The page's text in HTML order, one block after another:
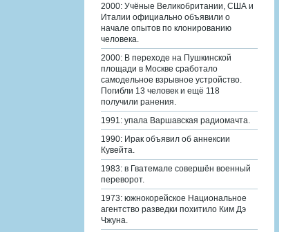
2000: Учёные Великобритании, США и
Италии официально объявили о
начале опытов по клонированию
человека.
2000: В переходе на Пушкинской
площади в Москве сработало
самодельное взрывное устройство.
Погибли 13 человек и ещё 118
получили ранения.
1991: упала Варшавская радиомачта.
1990: Ирак объявил об аннексии
Кувейта.
1983: в Гватемале совершён военный
переворот.
1973: южнокорейское Национальное
агентство разведки похитило Ким Дэ
Чжуна.